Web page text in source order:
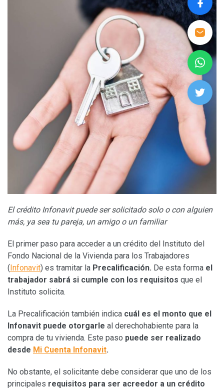
El crédito Infonavit puede ser solicitado solo o con alguien
más, ya sea tu pareja, un amigo o un familiar
El primer paso para acceder a un crédito del Instituto del
Fondo Nacional de la Vivienda para los Trabajadores
(Infonavit) es tramitar la Precalificación. De esta forma el
trabajador sabrá si cumple con los requisitos que el
Instituto solicita.
La Precalificación también indica cuál es el monto que el
Infonavit puede otorgarle al derechohabiente para la
compra de tu vivienda. Este paso puede ser realizado
desde Mi Cuenta Infonavit.
No obstante, el solicitante debe considerar que uno de los
principales requisitos para ser acreedor a un crédito